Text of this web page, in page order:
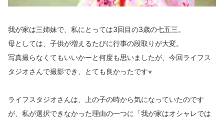
我が家は三姉妹で、私にとっては3回目の3歳の七五三。
母としては、子供が増えるたびに行事の段取りが大変。
写真撮らなくてもいいかーと何度も思いましたが、今回ライフス
タジオさんで撮影でき、とても良かったです⭐︎
ライフスタジオさんは、上の子の時から気になっていたのです
が、私が選択できなかった理由の一つに「我が家はオシャレでは